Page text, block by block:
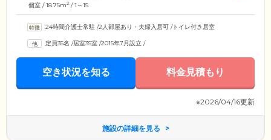
個室 / 18.75m2 / 1～15
24時間介護士常駐 /2人部屋あり・夫婦入居可 /トイレ付き居室
定員35名 /居室35室 /2015年7月設立 /
空き状況を知る 料金見積もり
※2026/04/16更新
施設の詳細を見る